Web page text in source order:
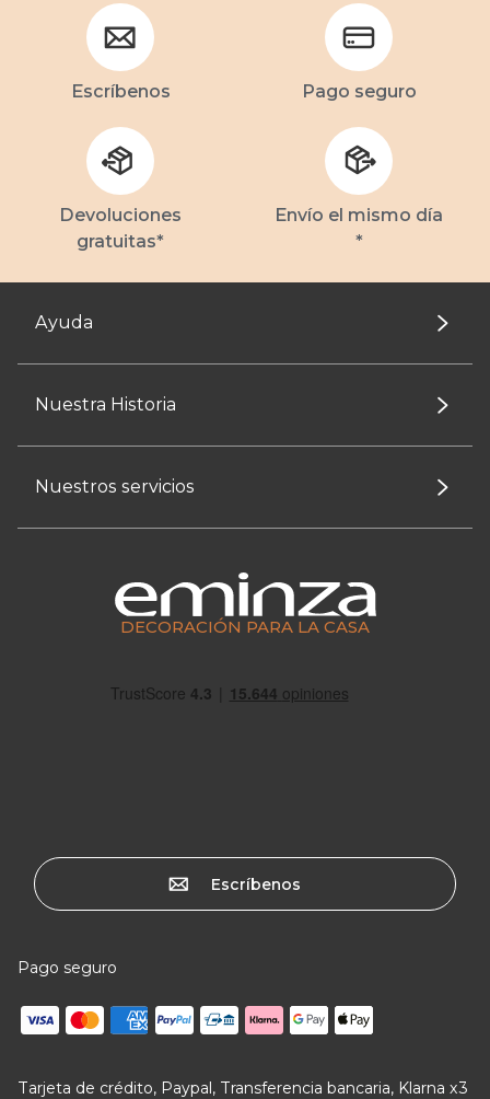
Escríbenos Pago seguro
Devoluciones
gratuitas*
Envío el mismo día
*
Ayuda
Nuestra Historia
Nuestros servicios
DECORACIÓN PARA LA CASA
Escríbenos
Pago seguro
Tarjeta de crédito, Paypal, Transferencia bancaria, Klarna x3